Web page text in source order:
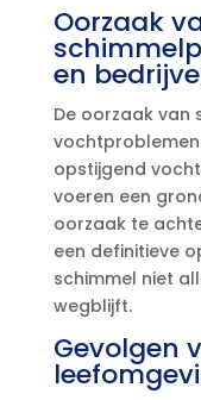
Oorzaak
en
De oorzaak van
opstijgend
voeren een
oorzaak te
een definitieve
schimmel niet
wegblijft.​
Gevolgen